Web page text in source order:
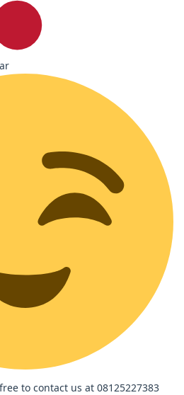
to contact us at 08125227383